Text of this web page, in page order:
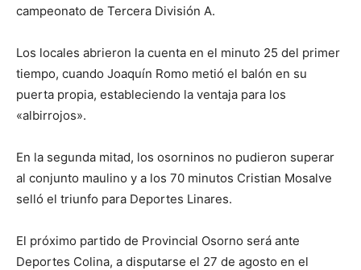
campeonato de Tercera División A.
Los locales abrieron la cuenta en el minuto 25 del primer
tiempo, cuando Joaquín Romo metió el balón en su
puerta propia, estableciendo la ventaja para los
«albirrojos».
En la segunda mitad, los osorninos no pudieron superar
al conjunto maulino y a los 70 minutos Cristian Mosalve
selló el triunfo para Deportes Linares.
El próximo partido de Provincial Osorno será ante
Deportes Colina, a disputarse el 27 de agosto en el